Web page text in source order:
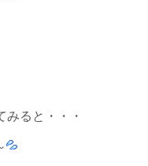
みると・・・